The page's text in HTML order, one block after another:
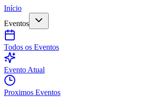
Início
Eventos
Todos os Eventos
Evento Atual
Proximos Eventos